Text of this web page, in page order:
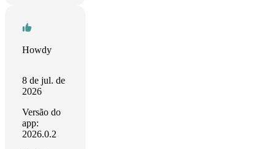
Howdy
8 de jul. de
2026
Versão do
app:
2026.0.2